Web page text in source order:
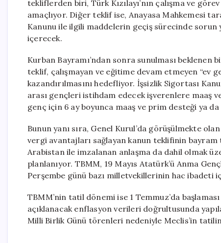
tekliflerden biri, Türk Kızılayı’nın çalışma ve
amaçlıyor. Diğer teklif ise, Anayasa Mahkemesi
Kanunu ile ilgili maddelerin geçiş sürecinde sorun
içerecek.
Kurban Bayramı’ndan sonra sunulması
teklif, çalışmayan ve eğitime devam etmeyen “ev
kazandırılmasını hedefliyor. İşsizlik Sigortası
arası gençleri istihdam edecek işverenlere maaş
genç için 6 ay boyunca maaş ve prim desteği ya da
Bunun yanı sıra, Genel Kurul’da görüşülmekte
vergi avantajları sağlayan kanun teklifinin bayram
Arabistan ile imzalanan anlaşma da dahil olmak
planlanıyor. TBMM, 19 Mayıs Atatürk’ü Anma
Perşembe günü bazı milletvekillerinin hac ibadeti
TBMM’nin tatil dönemi ise 1 Temmuz’da
açıklanacak enflasyon verileri doğrultusunda
Milli Birlik Günü törenleri nedeniyle Meclis’in